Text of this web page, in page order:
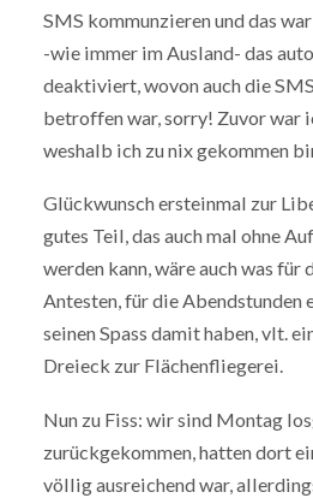
SMS kommunzieren und das
-wie immer im Ausland- das
deaktiviert, wovon auch die
betroffen war, sorry! Zuvor war
weshalb ich zu nix gekommen
Glückwunsch ersteinmal zur
gutes Teil, das auch mal ohne
werden kann, wäre auch was für
Antesten, für die Abendstunden
seinen Spass damit haben, vlt.
Dreieck zur Flächenfliegerei.
Nun zu Fiss: wir sind Montag
zurückgekommen, hatten dort
völlig ausreichend war,